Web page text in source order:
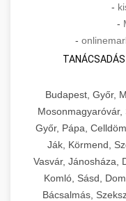
-
-
-
Budapest, Győr,
Mosonmagyaróvár,
Győr, Pápa,
Ják, Körmend,
Vasvár, Jánosháza,
Komló, Sásd,
Bácsalmás,